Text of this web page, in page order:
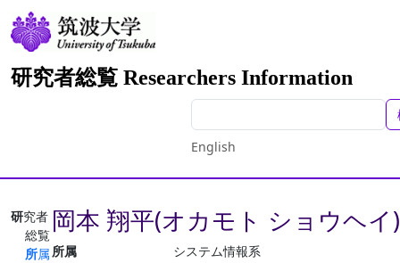
研究者総覧 Researchers Information
English
研究者
総覧
所属
岡本 翔平(オカモト ショウヘイ)
所属
システム情報系